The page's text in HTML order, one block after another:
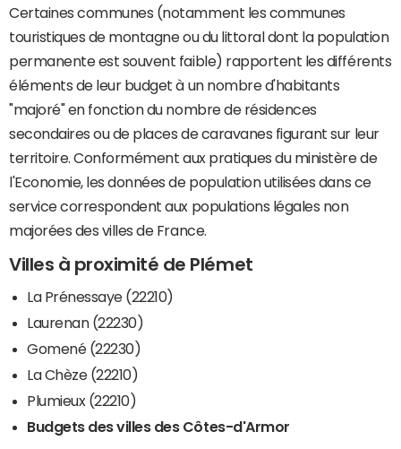
Certaines communes (notamment les communes
touristiques de montagne ou du littoral dont la population
permanente est souvent faible) rapportent les différents
éléments de leur budget à un nombre d'habitants
"majoré" en fonction du nombre de résidences
secondaires ou de places de caravanes figurant sur leur
territoire. Conformément aux pratiques du ministère de
l'Economie, les données de population utilisées dans ce
service correspondent aux populations légales non
majorées des villes de France.
Villes à proximité de Plémet
La Prénessaye (22210)
Laurenan (22230)
Gomené (22230)
La Chèze (22210)
Plumieux (22210)
Budgets des villes des Côtes-d'Armor